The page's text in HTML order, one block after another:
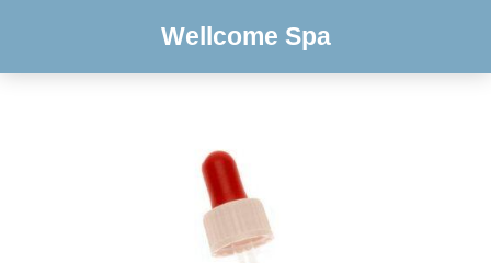
Wellcome Spa